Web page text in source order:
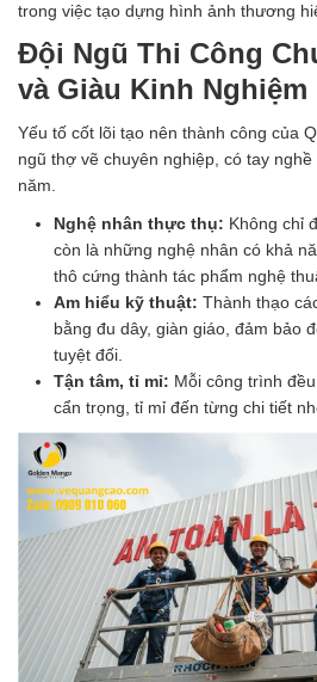
trong việc tạo dựng hình ảnh thương
Đội Ngũ Thi Công
và Giàu Kinh Nghiệm
Yếu tố cốt lõi tạo nên thành công của
ngũ thợ vẽ chuyên nghiệp, có tay
năm.
Nghệ nhân thực thụ: Không chỉ
còn là những nghệ nhân có khả
thô cứng thành tác phẩm nghệ
Am hiểu kỹ thuật: Thành thạo
bằng đu dây, giàn giáo, đảm bảo
tuyệt đối.
Tận tâm, tỉ mỉ: Mỗi công trình
cẩn trọng, tỉ mỉ đến từng chi tiết